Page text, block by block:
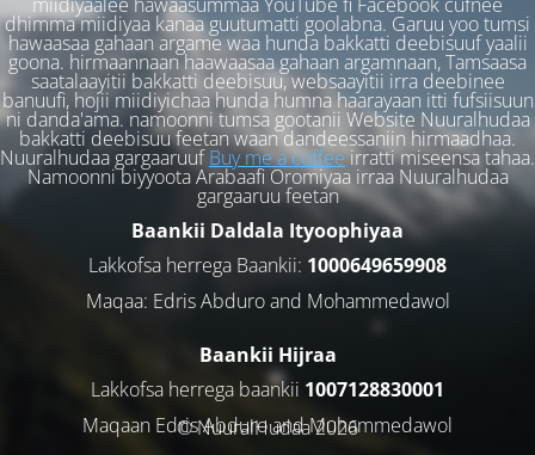
dhimma miidiyaa kanaa guutumatti goolabna. Garuu yoo tumsi
hawaasaa gahaan argame waa hunda bakkatti deebisuuf yaalii
goona. hirmaannaan haawaasaa gahaan argamnaan, Tamsaasa
saatalaayitii bakkatti deebisuu, websaayitii irra deebinee
banuufi, hojii miidiyichaa hunda humna haarayaan itti fufsiisuun
ni danda'ama. namoonni tumsa gootanii Website Nuuralhudaa
bakkatti deebisuu feetan waan dandeessaniin hirmaadhaa.
Nuuralhudaa gargaaruufBuy me a coffeeirratti miseensa tahaa.
Namoonni biyyoota Arabaafi Oromiyaa irraa Nuuralhudaa
gargaaruu feetan
Baankii Daldala Ityoophiyaa
Lakkofsa herrega Baankii: 1000649659908
Maqaa: Edris Abduro and Mohammedawol
Baankii Hijraa
Lakkofsa herrega baankii 1007128830001
Maqaan Edris Abduro and Muhammedawol
© NuuralHudaa 2026